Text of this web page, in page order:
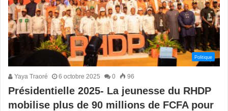
Politique
Yaya Traoré 6 octobre 2025 0 96
Présidentielle 2025- La jeunesse du RHDP
mobilise plus de 90 millions de FCFA pour